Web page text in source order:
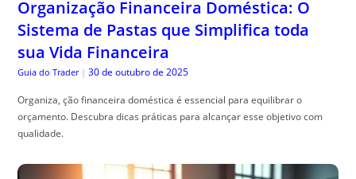
Organização Financeira Doméstica: O
Sistema de Pastas que Simplifica toda
sua Vida Financeira
Guia do Trader | 30 de outubro de 2025
Organiza, ção financeira doméstica é essencial para equilibrar o
orçamento. Descubra dicas práticas para alcançar esse objetivo com
qualidade.